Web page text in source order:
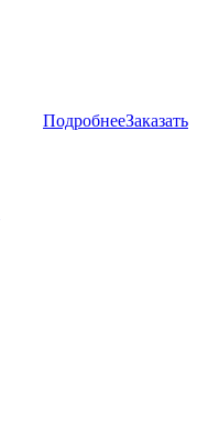
ПодробнееЗаказать